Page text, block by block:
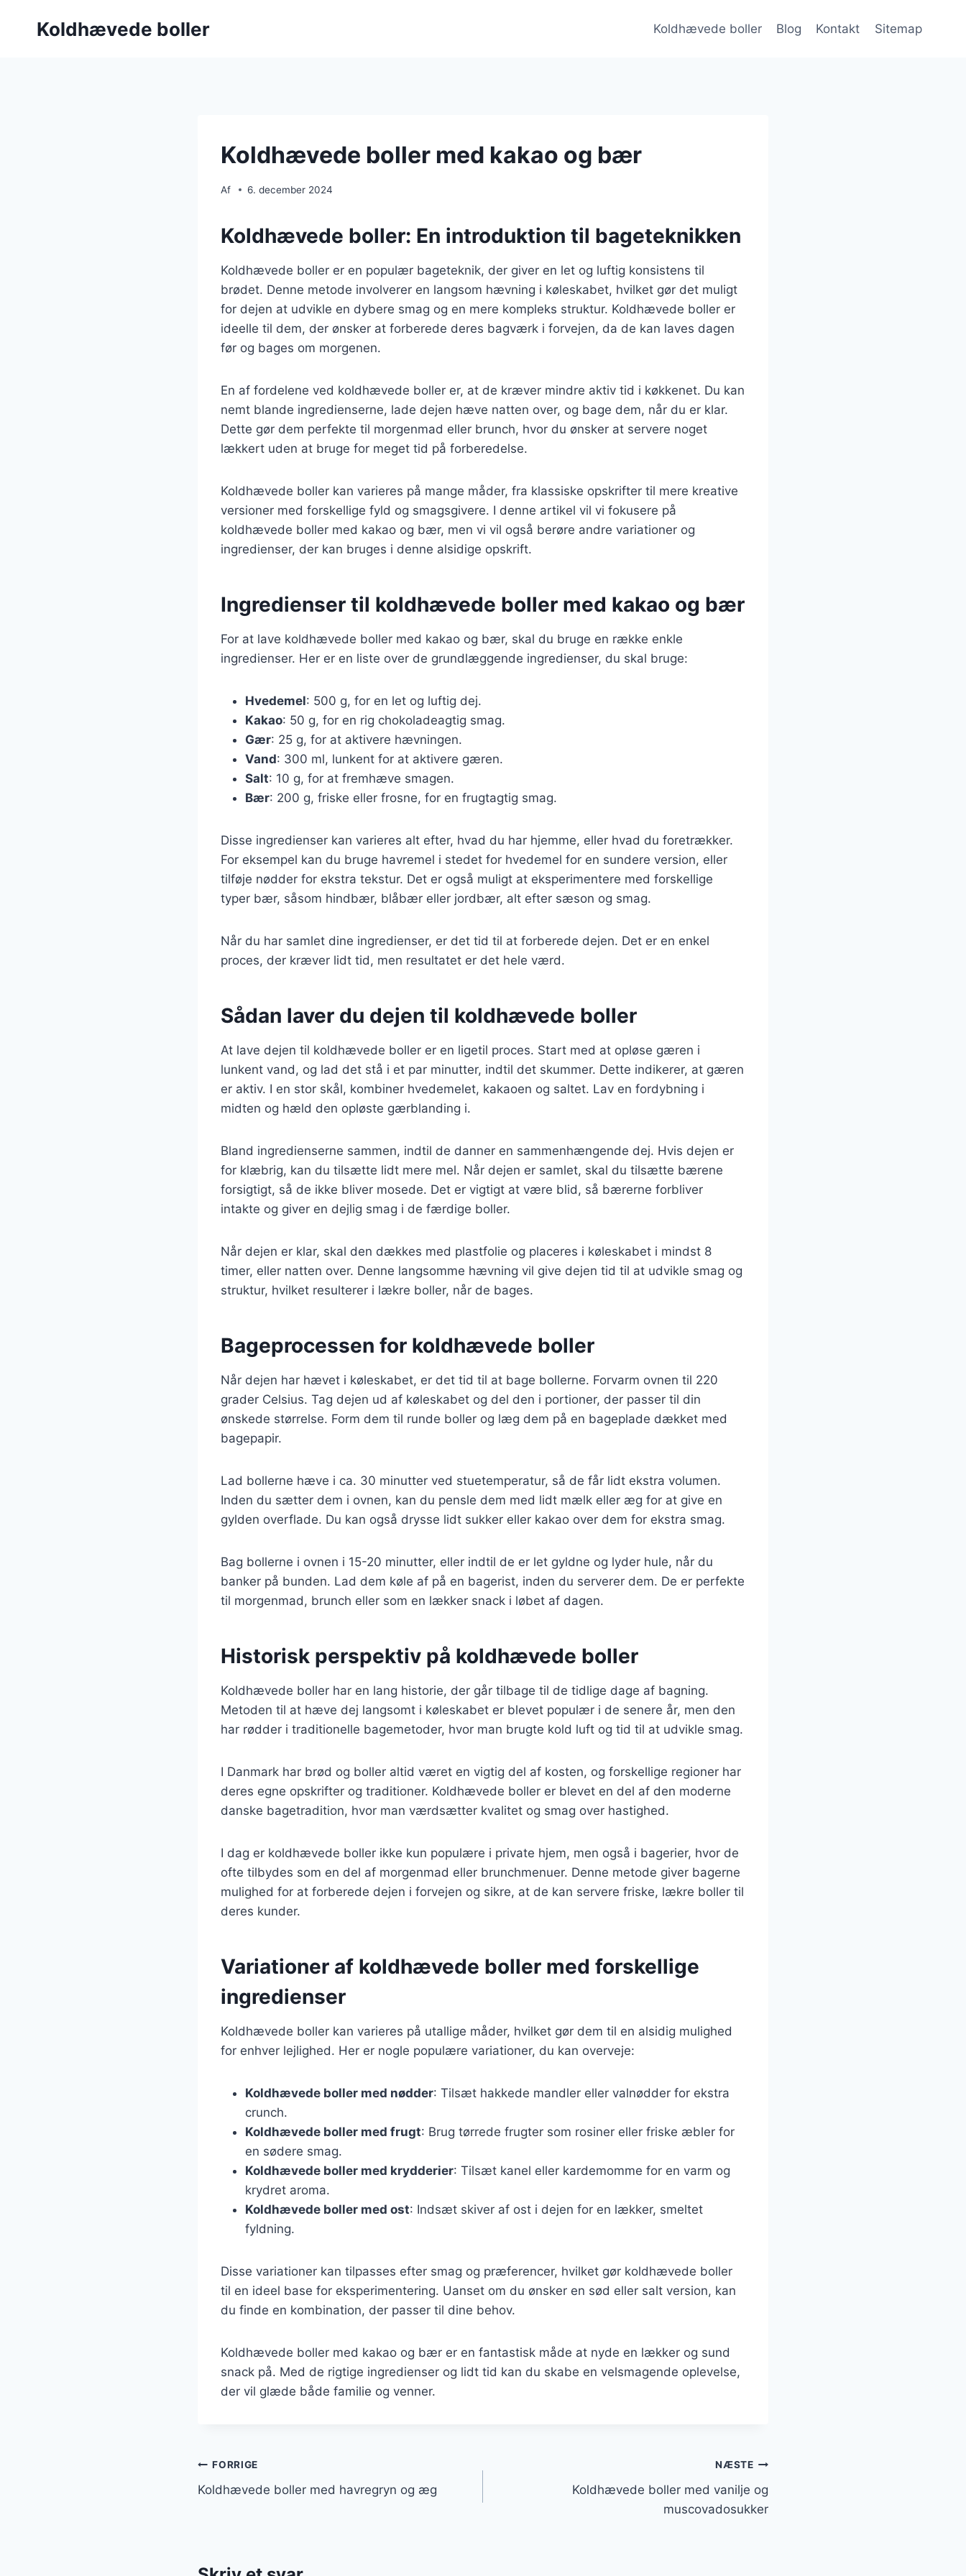
Koldhævede boller Koldhævede boller Blog Kontakt Sitemap
Koldhævede boller med kakao og bær
Af 6. december 2024
Koldhævede boller: En introduktion til bageteknikken
Koldhævede boller er en populær bageteknik, der giver en let og luftig konsistens til
brødet. Denne metode involverer en langsom hævning i køleskabet, hvilket gør det muligt
for dejen at udvikle en dybere smag og en mere kompleks struktur. Koldhævede boller er
ideelle til dem, der ønsker at forberede deres bagværk i forvejen, da de kan laves dagen
før og bages om morgenen.
En af fordelene ved koldhævede boller er, at de kræver mindre aktiv tid i køkkenet. Du kan
nemt blande ingredienserne, lade dejen hæve natten over, og bage dem, når du er klar.
Dette gør dem perfekte til morgenmad eller brunch, hvor du ønsker at servere noget
lækkert uden at bruge for meget tid på forberedelse.
Koldhævede boller kan varieres på mange måder, fra klassiske opskrifter til mere kreative
versioner med forskellige fyld og smagsgivere. I denne artikel vil vi fokusere på
koldhævede boller med kakao og bær, men vi vil også berøre andre variationer og
ingredienser, der kan bruges i denne alsidige opskrift.
Ingredienser til koldhævede boller med kakao og bær
For at lave koldhævede boller med kakao og bær, skal du bruge en række enkle
ingredienser. Her er en liste over de grundlæggende ingredienser, du skal bruge:
Hvedemel: 500 g, for en let og luftig dej.
Kakao: 50 g, for en rig chokoladeagtig smag.
Gær: 25 g, for at aktivere hævningen.
Vand: 300 ml, lunkent for at aktivere gæren.
Salt: 10 g, for at fremhæve smagen.
Bær: 200 g, friske eller frosne, for en frugtagtig smag.
Disse ingredienser kan varieres alt efter, hvad du har hjemme, eller hvad du foretrækker.
For eksempel kan du bruge havremel i stedet for hvedemel for en sundere version, eller
tilføje nødder for ekstra tekstur. Det er også muligt at eksperimentere med forskellige
typer bær, såsom hindbær, blåbær eller jordbær, alt efter sæson og smag.
Når du har samlet dine ingredienser, er det tid til at forberede dejen. Det er en enkel
proces, der kræver lidt tid, men resultatet er det hele værd.
Sådan laver du dejen til koldhævede boller
At lave dejen til koldhævede boller er en ligetil proces. Start med at opløse gæren i
lunkent vand, og lad det stå i et par minutter, indtil det skummer. Dette indikerer, at gæren
er aktiv. I en stor skål, kombiner hvedemelet, kakaoen og saltet. Lav en fordybning i
midten og hæld den opløste gærblanding i.
Bland ingredienserne sammen, indtil de danner en sammenhængende dej. Hvis dejen er
for klæbrig, kan du tilsætte lidt mere mel. Når dejen er samlet, skal du tilsætte bærene
forsigtigt, så de ikke bliver mosede. Det er vigtigt at være blid, så bærerne forbliver
intakte og giver en dejlig smag i de færdige boller.
Når dejen er klar, skal den dækkes med plastfolie og placeres i køleskabet i mindst 8
timer, eller natten over. Denne langsomme hævning vil give dejen tid til at udvikle smag og
struktur, hvilket resulterer i lækre boller, når de bages.
Bageprocessen for koldhævede boller
Når dejen har hævet i køleskabet, er det tid til at bage bollerne. Forvarm ovnen til 220
grader Celsius. Tag dejen ud af køleskabet og del den i portioner, der passer til din
ønskede størrelse. Form dem til runde boller og læg dem på en bageplade dækket med
bagepapir.
Lad bollerne hæve i ca. 30 minutter ved stuetemperatur, så de får lidt ekstra volumen.
Inden du sætter dem i ovnen, kan du pensle dem med lidt mælk eller æg for at give en
gylden overflade. Du kan også drysse lidt sukker eller kakao over dem for ekstra smag.
Bag bollerne i ovnen i 15-20 minutter, eller indtil de er let gyldne og lyder hule, når du
banker på bunden. Lad dem køle af på en bagerist, inden du serverer dem. De er perfekte
til morgenmad, brunch eller som en lækker snack i løbet af dagen.
Historisk perspektiv på koldhævede boller
Koldhævede boller har en lang historie, der går tilbage til de tidlige dage af bagning.
Metoden til at hæve dej langsomt i køleskabet er blevet populær i de senere år, men den
har rødder i traditionelle bagemetoder, hvor man brugte kold luft og tid til at udvikle smag.
I Danmark har brød og boller altid været en vigtig del af kosten, og forskellige regioner har
deres egne opskrifter og traditioner. Koldhævede boller er blevet en del af den moderne
danske bagetradition, hvor man værdsætter kvalitet og smag over hastighed.
I dag er koldhævede boller ikke kun populære i private hjem, men også i bagerier, hvor de
ofte tilbydes som en del af morgenmad eller brunchmenuer. Denne metode giver bagerne
mulighed for at forberede dejen i forvejen og sikre, at de kan servere friske, lækre boller til
deres kunder.
Variationer af koldhævede boller med forskellige
ingredienser
Koldhævede boller kan varieres på utallige måder, hvilket gør dem til en alsidig mulighed
for enhver lejlighed. Her er nogle populære variationer, du kan overveje:
Koldhævede boller med nødder: Tilsæt hakkede mandler eller valnødder for ekstra
crunch.
Koldhævede boller med frugt: Brug tørrede frugter som rosiner eller friske æbler for
en sødere smag.
Koldhævede boller med krydderier: Tilsæt kanel eller kardemomme for en varm og
krydret aroma.
Koldhævede boller med ost: Indsæt skiver af ost i dejen for en lækker, smeltet
fyldning.
Disse variationer kan tilpasses efter smag og præferencer, hvilket gør koldhævede boller
til en ideel base for eksperimentering. Uanset om du ønsker en sød eller salt version, kan
du finde en kombination, der passer til dine behov.
Koldhævede boller med kakao og bær er en fantastisk måde at nyde en lækker og sund
snack på. Med de rigtige ingredienser og lidt tid kan du skabe en velsmagende oplevelse,
der vil glæde både familie og venner.
Indlægsnavigation
FORRIGE
Koldhævede boller med havregryn og æg
NÆSTE
Koldhævede boller med vanilje og
muscovadosukker